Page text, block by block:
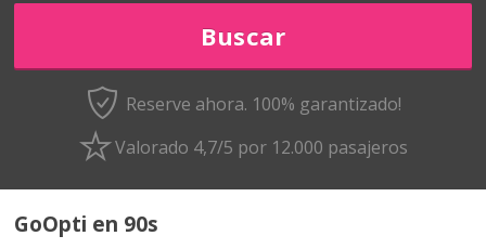
Reserve ahora. 100% garantizado!
Valorado 4,7/5 por 12.000 pasajeros
GoOpti en 90s